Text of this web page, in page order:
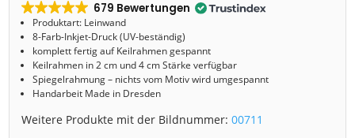
679 Bewertungen
Produktart: Leinwand
8-Farb-Inkjet-Druck (UV-beständig)
komplett fertig auf Keilrahmen gespannt
Keilrahmen in 2 cm und 4 cm Stärke verfügbar
Spiegelrahmung – nichts vom Motiv wird umgespannt
Handarbeit Made in Dresden
Weitere Produkte mit der Bildnummer:00711